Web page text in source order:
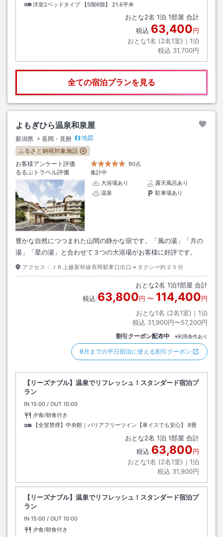
洋室2ベッドタイプ 【5階6階】
21.6平米
おとな2名 1泊 1部屋 合計
税込 63,400円
おとな1名 (2名1室)｜ 1泊
税込 31,700円
全ての宿泊プランを見る
よもぎひら温泉和泉屋
新潟県 長岡・見附
地図
ふるさと納税対象施設
お客様アンケート評価
90点
るるぶトラベル評価
集計中
大浴場あり
露天風呂あり
温泉
駐車場あり
豊かな自然につつまれた山間の静かな宿です。「風の湯」「月の
湯」「星の湯」と合わせて３つの大浴場がお客様に好評です。
アクセス： ＪＲ上越新幹線長岡駅東口出口→タクシー約２５分
おとな2名 1泊1部屋 合計
税込 63,800円 〜 114,400円
おとな1名 (2名1室)｜ 1泊
税込 31,900円〜57,200円
割引クーポン配布中 ※利用条件あり
9月までの平日宿泊に使える割引クーポン
【リーズナブル】温泉でリフレッシュ！スタンダード宿泊プ
ラン
IN チェックイン
15:00 / OUT チェックアウト
10:00
夕食/朝食付き
【全室禁煙】中央館｜バリアフリーツイン【車イスでも安心】
8畳
おとな2名 1泊 1部屋 合計
税込 63,800円
おとな1名 (2名1室)｜ 1泊
税込 31,900円
【リーズナブル】温泉でリフレッシュ！スタンダード宿泊プ
ラン
IN チェックイン
15:00 / OUT チェックアウト
10:00
夕食/朝食付き